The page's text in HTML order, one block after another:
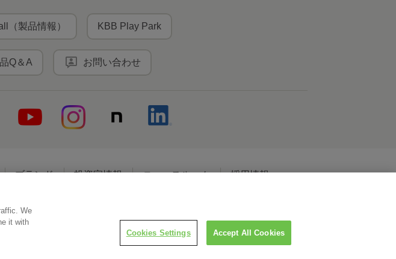
（製品情報） KBB Play Park
Q＆A お問い合わせ
ブランド 投資家情報 ニュースルーム 採用情報
利用者情報の外部送信
We
it with
Cookies Settings Accept All Cookies